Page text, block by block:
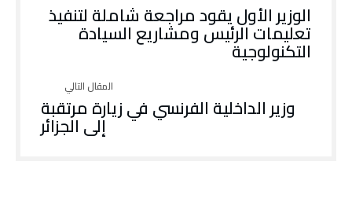
الوزير الأول يقود مراجعة شاملة لتنفيذ
تعليمات الرئيس ومشاريع السيادة
التكنولوجية
وزير الداخلية الفرنسي في زيارة مرتقبة
إلى الجزائر